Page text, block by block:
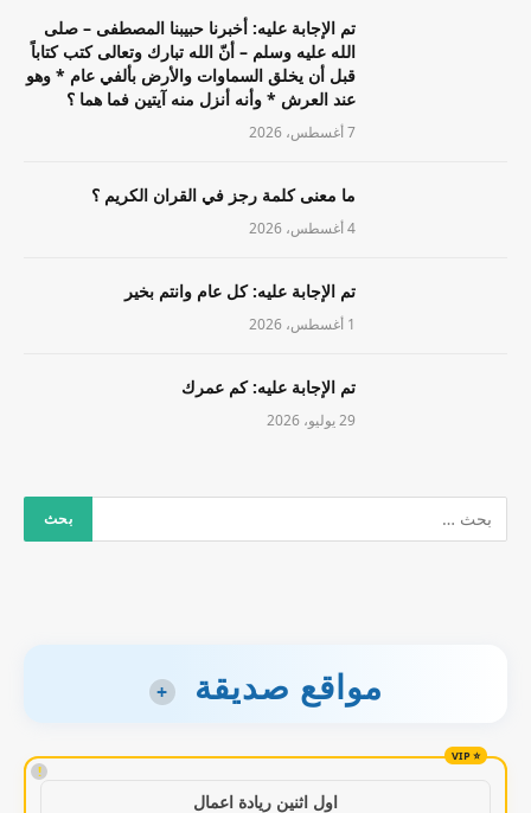
تم الإجابة عليه: أخبرنا حبيبنا المصطفى – صلى
الله عليه وسلم – أنّ الله تبارك وتعالى كتب كتاباً
قبل أن يخلق السماوات والأرض بألفي عام * وهو
عند العرش * وأنه أنزل منه آيتين فما هما ؟
7 أغسطس، 2026
ما معنى كلمة رجز في القران الكريم ؟
4 أغسطس، 2026
تم الإجابة عليه: كل عام وانتم بخير
1 أغسطس، 2026
تم الإجابة عليه: كم عمرك
29 يوليو، 2026
مواقع صديقة +
!
اول اثنين ريادة اعمال